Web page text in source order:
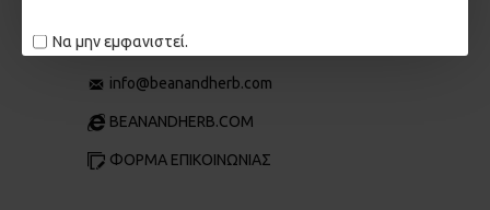
Να μην εμφανιστεί.
Π. ΤΣΑΛΔΆΡΗ 106, ΝΊΚΑΙΑ 184 50
info@beanandherb.com
BEANANDHERB.COM
ΦΟΡΜΑ ΕΠΙΚΟΙΝΩΝΙΑΣ